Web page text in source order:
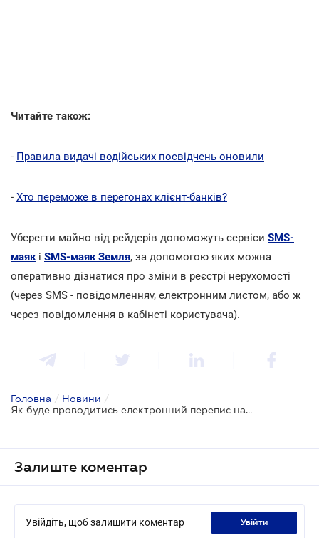
Читайте також:
- Правила видачі водійських посвідчень оновили
- Хто переможе в перегонах клієнт-банків?
Уберегти майно від рейдерів допоможуть сервіси SMS-
маякі SMS-маяк Земля, за допомогою яких можна
оперативно дізнатися про зміни в реєстрі нерухомості
(через SMS - повідомленняv, електронним листом, або ж
через повідомлення в кабінеті користувача).
Головна / Новини /
Як буде проводитись електронний перепис населення
Залиште коментар
Увійдіть, щоб залишити коментар увійти